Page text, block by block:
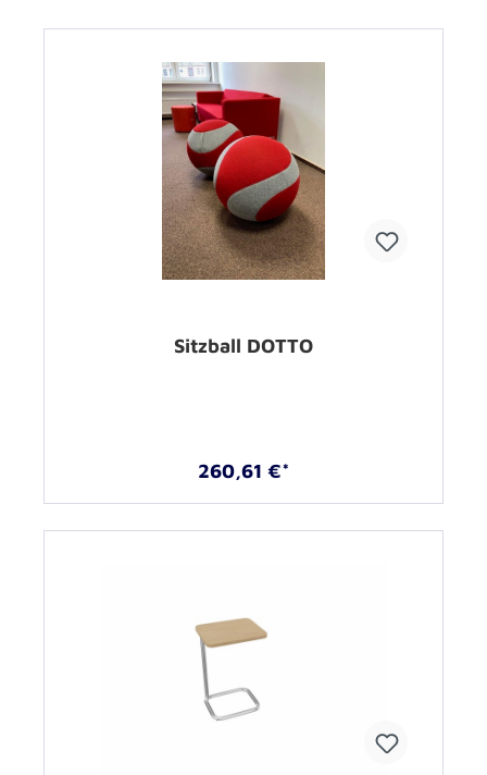
Sitzball DOTTO
260,61 €*